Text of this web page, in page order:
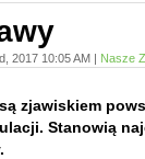
2017 10:05 AM | Nasze
zjawiskiem
Stanowią